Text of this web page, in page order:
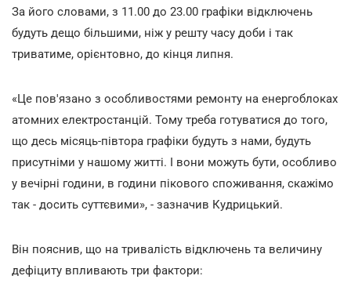
За його словами, з 11.00 до 23.00 графіки відключень
будуть дещо більшими, ніж у решту часу доби і так
триватиме, орієнтовно, до кінця липня.
«Це пов'язано з особливостями ремонту на енергоблоках
атомних електростанцій. Тому треба готуватися до того,
що десь місяць-півтора графіки будуть з нами, будуть
присутніми у нашому житті. І вони можуть бути, особливо
у вечірні години, в години пікового споживання, скажімо
так - досить суттєвими», - зазначив Кудрицький.
Він пояснив, що на тривалість відключень та величину
дефіциту впливають три фактори: